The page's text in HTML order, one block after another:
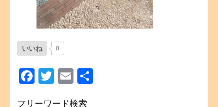
いいね 0
Facebook
TwitterEmail
フリーワード検索